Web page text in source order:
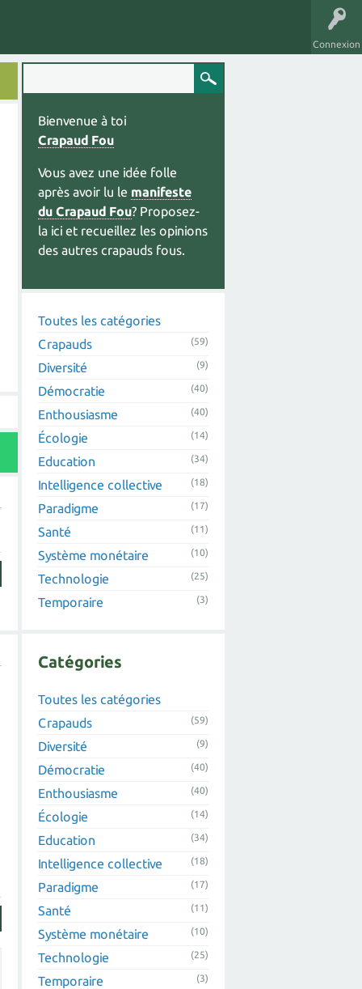
Connexion
Bienvenue à toi
Crapaud Fou
Vous avez une idée folle
après avoir lu le manifeste
du Crapaud Fou? Proposez-
la ici et recueillez les opinions
des autres crapauds fous.
Toutes les catégories
Crapauds
(59)
Diversité (9)
Démocratie (40)
Enthousiasme (40)
Écologie (14)
Education (34)
Intelligence collective (18)
Paradigme (17)
Santé (11)
Système monétaire (10)
Technologie (25)
Temporaire (3)
Catégories
Toutes les catégories
Crapauds
(59)
Diversité (9)
Démocratie (40)
Enthousiasme (40)
Écologie (14)
Education (34)
Intelligence collective (18)
Paradigme (17)
Santé (11)
Système monétaire (10)
Technologie (25)
Temporaire (3)